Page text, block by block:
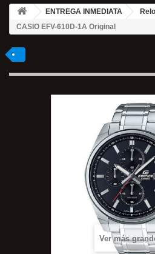
ENTREGA INMEDIATA
CASIO EFV-610D-1A Original
Ver más